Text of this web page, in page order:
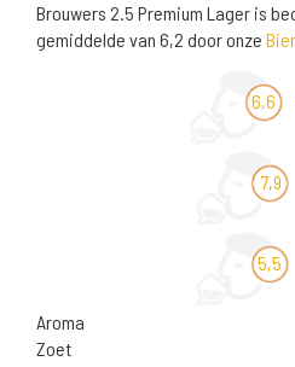
Brouwers 2.5 Premium Lager is
gemiddelde van 6,2 door onze
6,6
7,9
5,5
Aroma
Zoet